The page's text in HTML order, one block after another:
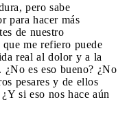
pero sabe
para hacer más
de nuestro
me refiero puede
real al dolor y a la
es eso bueno? ¿No
pesares y de ellos
si eso nos hace aún